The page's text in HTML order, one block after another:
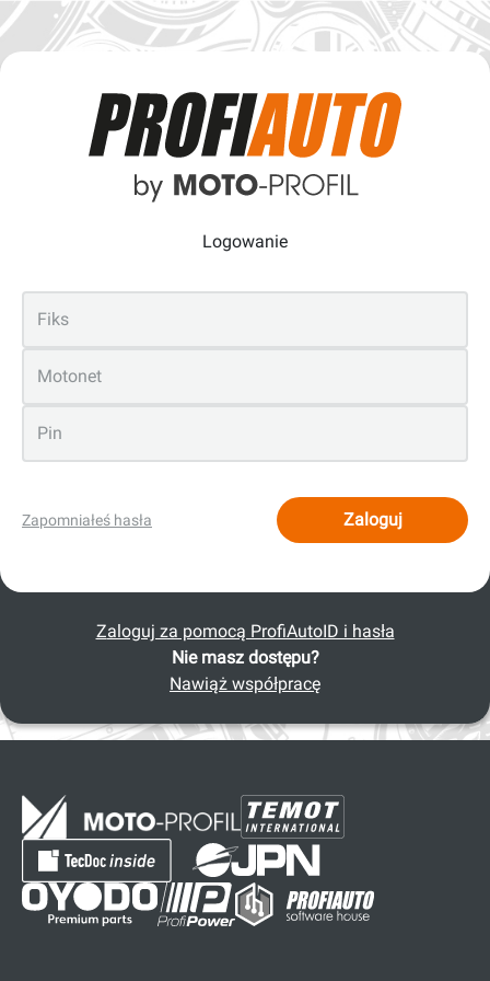
Logowanie
Zapomniałeś hasła Zaloguj
Zaloguj za pomocą ProfiAutoID i hasła
Nie masz dostępu?
Nawiąż współpracę